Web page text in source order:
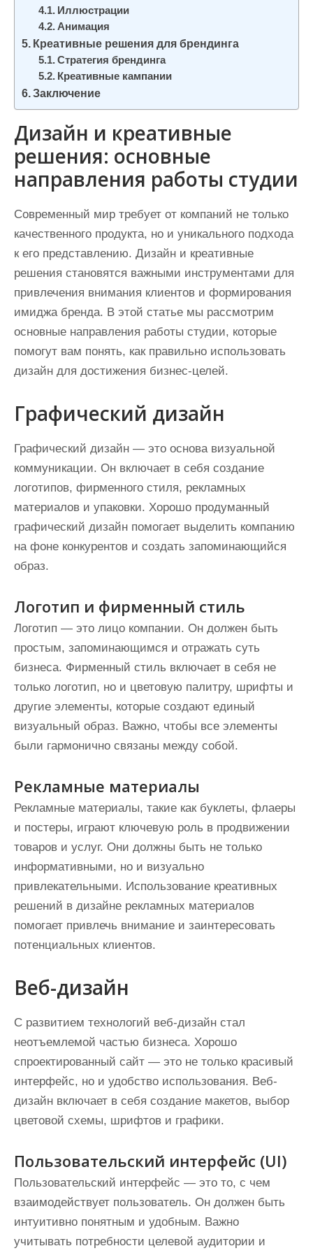
Иллюстрации
Анимация
Креативные решения для брендинга
Стратегия брендинга
Креативные кампании
Заключение
Дизайн и креативные
решения: основные
направления работы студии
Современный мир требует от компаний не только
качественного продукта, но и уникального подхода
к его представлению. Дизайн и креативные
решения становятся важными инструментами для
привлечения внимания клиентов и формирования
имиджа бренда. В этой статье мы рассмотрим
основные направления работы студии, которые
помогут вам понять, как правильно использовать
дизайн для достижения бизнес-целей.
Графический дизайн
Графический дизайн — это основа визуальной
коммуникации. Он включает в себя создание
логотипов, фирменного стиля, рекламных
материалов и упаковки. Хорошо продуманный
графический дизайн помогает выделить компанию
на фоне конкурентов и создать запоминающийся
образ.
Логотип и фирменный стиль
Логотип — это лицо компании. Он должен быть
простым, запоминающимся и отражать суть
бизнеса. Фирменный стиль включает в себя не
только логотип, но и цветовую палитру, шрифты и
другие элементы, которые создают единый
визуальный образ. Важно, чтобы все элементы
были гармонично связаны между собой.
Рекламные материалы
Рекламные материалы, такие как буклеты, флаеры
и постеры, играют ключевую роль в продвижении
товаров и услуг. Они должны быть не только
информативными, но и визуально
привлекательными. Использование креативных
решений в дизайне рекламных материалов
помогает привлечь внимание и заинтересовать
потенциальных клиентов.
Веб-дизайн
С развитием технологий веб-дизайн стал
неотъемлемой частью бизнеса. Хорошо
спроектированный сайт — это не только красивый
интерфейс, но и удобство использования. Веб-
дизайн включает в себя создание макетов, выбор
цветовой схемы, шрифтов и графики.
Пользовательский интерфейс (UI)
Пользовательский интерфейс — это то, с чем
взаимодействует пользователь. Он должен быть
интуитивно понятным и удобным. Важно
учитывать потребности целевой аудитории и